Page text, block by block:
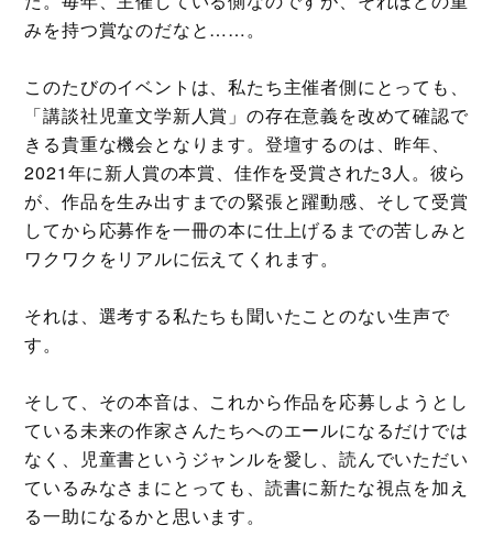
みを持つ賞なのだなと……。
このたびのイベントは、私たち主催者側にとっても、
「講談社児童文学新人賞」の存在意義を改めて確認で
きる貴重な機会となります。登壇するのは、昨年、
2021年に新人賞の本賞、佳作を受賞された3人。彼ら
が、作品を生み出すまでの緊張と躍動感、そして受賞
してから応募作を一冊の本に仕上げるまでの苦しみと
ワクワクをリアルに伝えてくれます。
それは、選考する私たちも聞いたことのない生声で
す。
そして、その本音は、これから作品を応募しようとし
ている未来の作家さんたちへのエールになるだけでは
なく、児童書というジャンルを愛し、読んでいただい
ているみなさまにとっても、読書に新たな視点を加え
る一助になるかと思います。